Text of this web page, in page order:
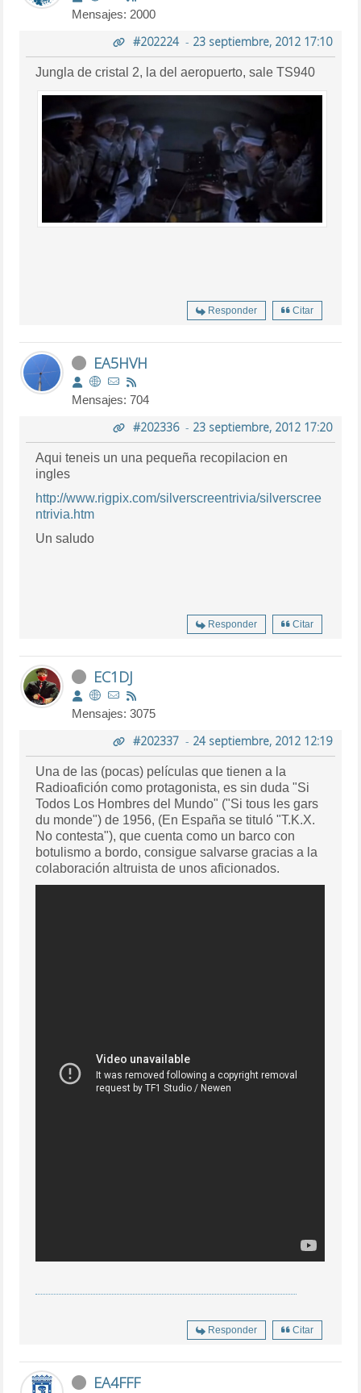
Mensajes: 2000
#202224- 23 septiembre, 2012 17:10
Jungla de cristal 2, la del aeropuerto, sale TS940
Responder Citar
EA5HVH
Mensajes: 704
#202336- 23 septiembre, 2012 17:20
Aqui teneis un una pequeña recopilacion en
ingles
http://www.rigpix.com/silverscreentrivia/silverscree
ntrivia.htm
Un saludo
Responder Citar
EC1DJ
Mensajes: 3075
#202337- 24 septiembre, 2012 12:19
Una de las (pocas) películas que tienen a la
Radioafición como protagonista, es sin duda "Si
Todos Los Hombres del Mundo" ("Si tous les gars
du monde") de 1956, (En España se tituló "T.K.X.
No contesta"), que cuenta como un barco con
botulismo a bordo, consigue salvarse gracias a la
colaboración altruista de unos aficionados.
Responder Citar
EA4FFF